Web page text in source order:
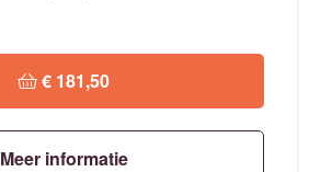
€ 181,50
Meer informatie